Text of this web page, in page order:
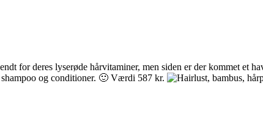
for deres lyserøde hårvitaminer, men siden er der kommet et
og conditioner. 🙂 Værdi 587 kr.